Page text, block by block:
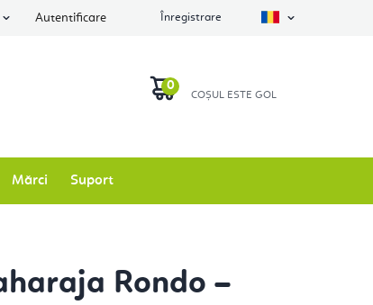
Autentificare Înregistrare
DE
CUMPĂRĂTURI
Mărci Suport
Rondo –